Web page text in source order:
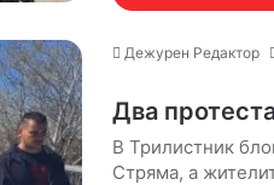
Дежурен Редактор
Два
В Трилистник
Стряма, а